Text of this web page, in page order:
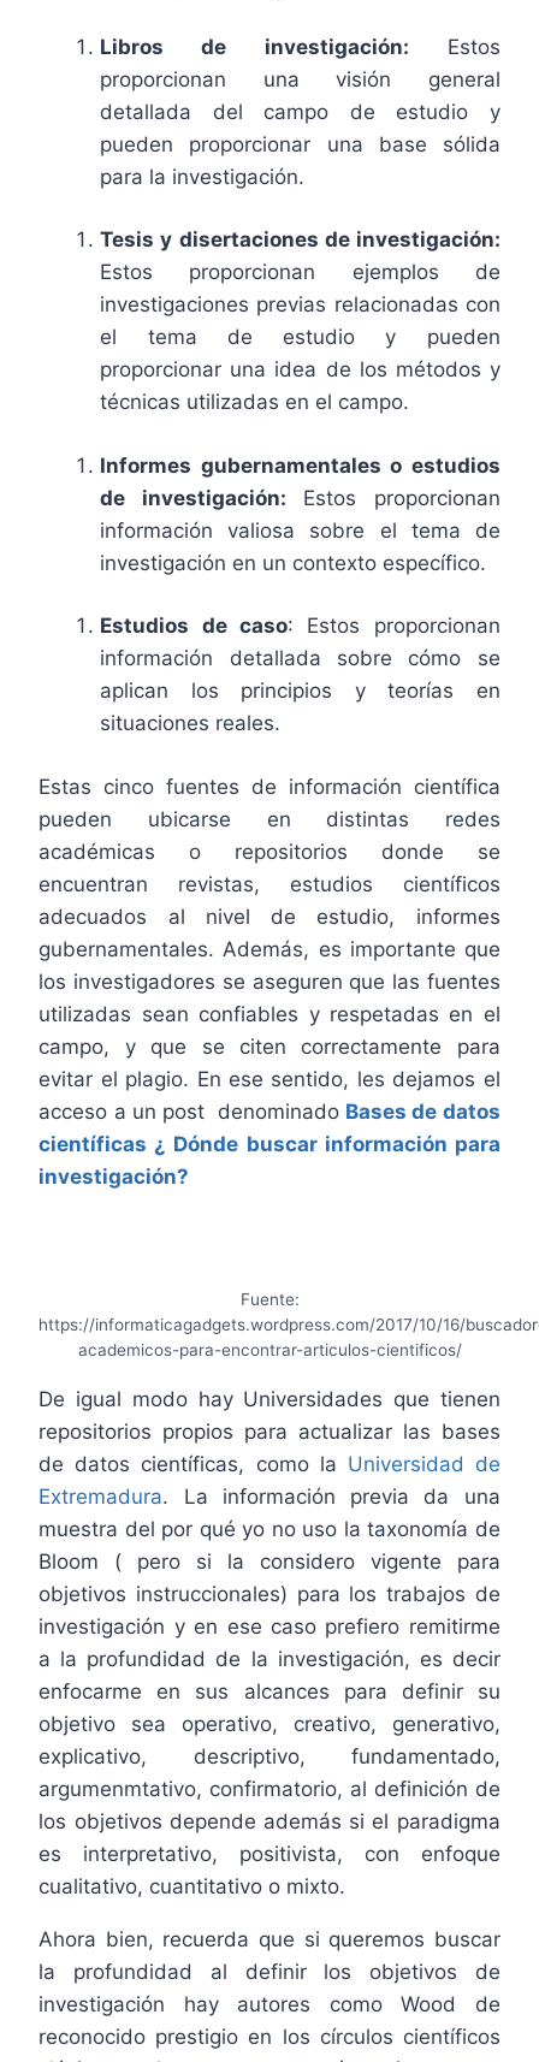
Libros de investigación: Estos
proporcionan una visión general
detallada del campo de estudio y
pueden proporcionar una base sólida
para la investigación.
Tesis y disertaciones de investigación:
Estos proporcionan ejemplos de
investigaciones previas relacionadas con
el tema de estudio y pueden
proporcionar una idea de los métodos y
técnicas utilizadas en el campo.
Informes gubernamentales o estudios
de investigación: Estos proporcionan
información valiosa sobre el tema de
investigación en un contexto específico.
Estudios de caso: Estos proporcionan
información detallada sobre cómo se
aplican los principios y teorías en
situaciones reales.
Estas cinco fuentes de información científica
pueden ubicarse en distintas redes
académicas o repositorios donde se
encuentran revistas, estudios científicos
adecuados al nivel de estudio, informes
gubernamentales. Además, es importante que
los investigadores se aseguren que las fuentes
utilizadas sean confiables y respetadas en el
campo, y que se citen correctamente para
evitar el plagio. En ese sentido, les dejamos el
acceso a un post denominado Bases de datos
científicas ¿ Dónde buscar información para
investigación?
Fuente:
https://informaticagadgets.wordpress.com/2017/10/16/
academicos-para-encontrar-articulos-cientificos/
De igual modo hay Universidades que tienen
repositorios propios para actualizar las bases
de datos científicas, como la Universidad de
Extremadura. La información previa da una
muestra del por qué yo no uso la taxonomía de
Bloom ( pero si la considero vigente para
objetivos instruccionales) para los trabajos de
investigación y en ese caso prefiero remitirme
a la profundidad de la investigación, es decir
enfocarme en sus alcances para definir su
objetivo sea operativo, creativo, generativo,
explicativo, descriptivo, fundamentado,
argumenmtativo, confirmatorio, al definición de
los objetivos depende además si el paradigma
es interpretativo, positivista, con enfoque
cualitativo, cuantitativo o mixto.
Ahora bien, recuerda que si queremos buscar
la profundidad al definir los objetivos de
investigación hay autores como Wood de
reconocido prestigio en los círculos científicos